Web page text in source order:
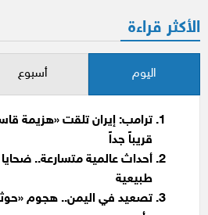
الأكثر قراءة
اليوم أسبوع
ترامب: إيران تلقت «هزيمة
قريباً جداً
أحداث عالمية متسارعة..
طبيعية
تصعيد في اليمن.. هجوم